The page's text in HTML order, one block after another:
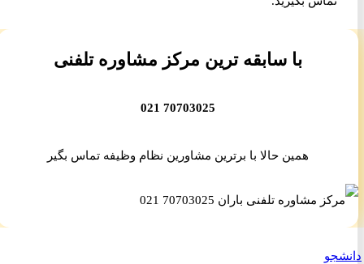
با سابقه ترین مرکز مشاوره تلفنی
70703025 021
همین حالا با برترین مشاورین نظام وظیفه تماس بگیر